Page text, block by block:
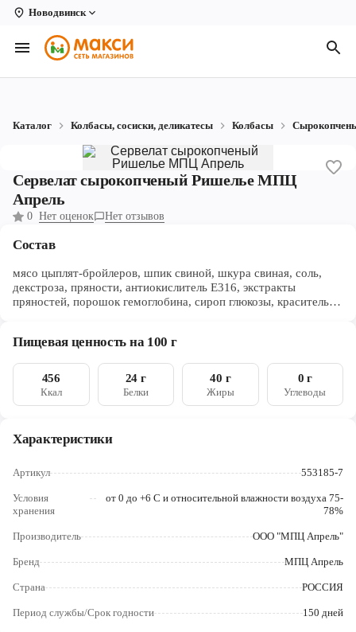
Новодвинск
Вологда
Архангельск
Коряжма
Рыбинск
Череповец
Ярославль
Каталог Колбасы, сосиски, деликатесы Колбасы
Сервелат сырокопченый Ришелье МПЦ
Апрель
0 Нет оценок Нет отзывов
Состав
мясо цыплят-бройлеров, шпик свиной, шкура свиная, соль,
декстроза, пряности, антиокислитель Е316, экстракты
пряностей, порошок гемоглобина, сироп глюкозы, краситель
Пищевая ценность на 100 г
456
Ккал
24 г
Белки
40 г
Жиры
0 г
Углеводы
Характеристики
Артикул 553185-7
Условия
хранения
от 0 до +6 C и относительной влажности воздуха 75-
78%
Производитель ООО "МПЦ Апрель"
Бренд МПЦ Апрель
Страна РОССИЯ
Период службы/Срок годности 150 дней